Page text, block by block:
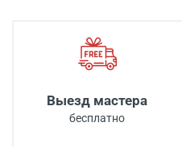
Выезд мастера
бесплатно